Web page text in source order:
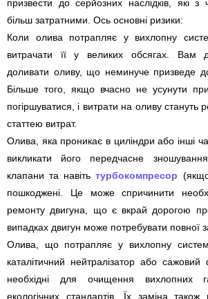
призвести до серйозних наслідків, які
більш затратними. Ось основні ризики:
Коли олива потрапляє у вихлопну
витрачати її у великих обсягах. Вам
доливати оливу, що неминуче призведе
Більше того, якщо вчасно не усунути
погіршуватися, і витрати на оливу стануть
статтею витрат.
Олива, яка проникає в циліндри або інші
викликати його передчасне
клапани та навітьтурбокомпресор
пошкоджені. Це може спричинити
ремонту двигуна, що є вкрай дорогою
випадках двигун може потребувати повної
Олива, що потрапляє у вихлопну
каталітичний нейтралізатор або
необхідні для очищення вихлопних
екологічних стандартів. Їх заміна